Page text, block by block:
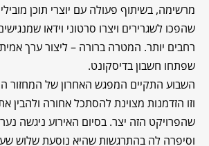
מרשימה, בשיתוף פעולה עם יוצרי תוכן
שהפכו לשגרירים ויצרו סרטוני וידאו
רחבים יותר. המטרה ברורה – ליצור ערך
שפתחו חשבון בדיסקונט.
השבוע התקיים המפגש האחרון של המחזור
וזו הזדמנות מצוינת להסתכל אחורה ולהבין
שהפרויקט הזה יצר. בסיום האירוע ניגשה
וסיפרה לה בהתרגשות שהיא נוסעת שלוש